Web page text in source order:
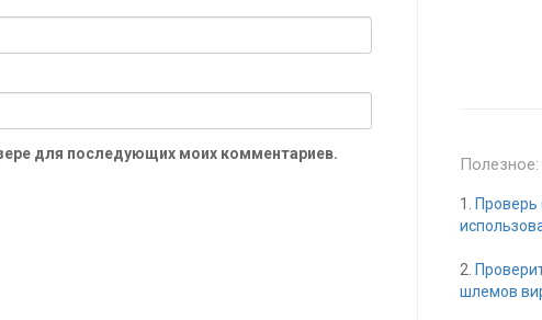
для последующих моих комментариев.
Полезное:
1.
Проверь
2.
шлемов